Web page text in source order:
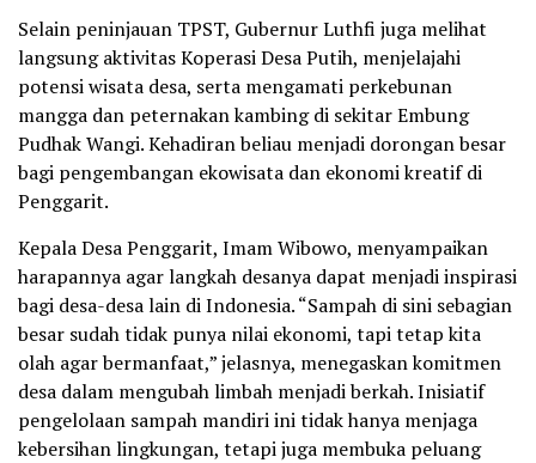
Selain peninjauan TPST, Gubernur Luthfi juga melihat
langsung aktivitas Koperasi Desa Putih, menjelajahi
potensi wisata desa, serta mengamati perkebunan
mangga dan peternakan kambing di sekitar Embung
Pudhak Wangi. Kehadiran beliau menjadi dorongan besar
bagi pengembangan ekowisata dan ekonomi kreatif di
Penggarit.
Kepala Desa Penggarit, Imam Wibowo, menyampaikan
harapannya agar langkah desanya dapat menjadi inspirasi
bagi desa-desa lain di Indonesia. “Sampah di sini sebagian
besar sudah tidak punya nilai ekonomi, tapi tetap kita
olah agar bermanfaat,” jelasnya, menegaskan komitmen
desa dalam mengubah limbah menjadi berkah. Inisiatif
pengelolaan sampah mandiri ini tidak hanya menjaga
kebersihan lingkungan, tetapi juga membuka peluang